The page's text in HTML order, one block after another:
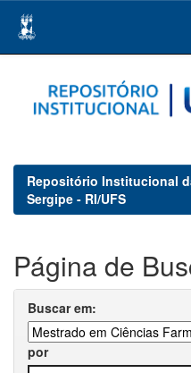
navigation
Repositório Institucional
Sergipe - RI/UFS
Página de
Buscar em:
por